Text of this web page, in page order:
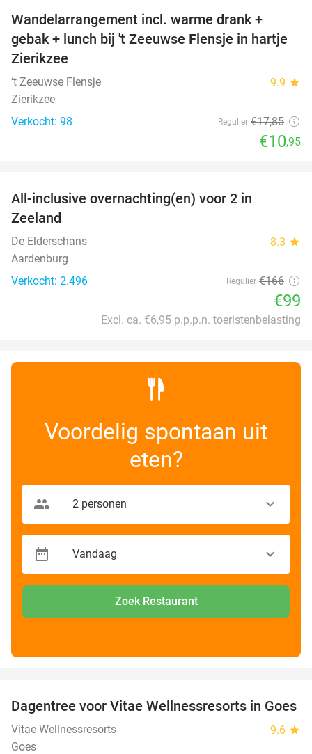
Wandelarrangement incl. warme drank +
gebak + lunch bij 't Zeeuwse Flensje in hartje
Zierikzee
‘t Zeeuwse Flensje 9.9 star
Zierikzee
Verkocht: 98
Regulier €17,85
€10,95
All-inclusive overnachting(en) voor 2 in
Zeeland
De Elderschans 8.3 star
Aardenburg
Verkocht: 2.496
Regulier €166
€99
Excl. ca. €6,95 p.p.p.n. toeristenbelasting
Voordelig spontaan uit
eten?
Zoek Restaurant
49%
Dagentree voor Vitae Wellnessresorts in Goes
Vitae Wellnessresorts 9.6 star
Goes